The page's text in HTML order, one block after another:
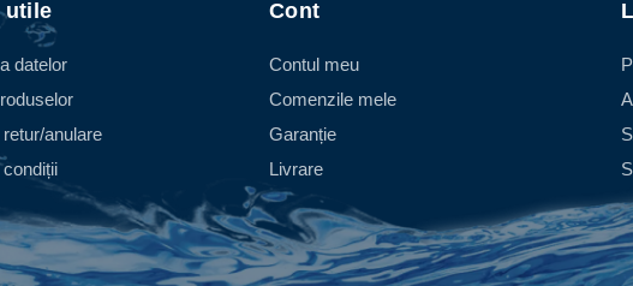
etansa. Transmisie directa de la turbina la angrenajul mecanismului
cu cadran uscat, cu mecanismul de citire complet separat de
caz transmisia de la turbina la mecanismul de citire se face prin
MULTIJET
multijet este utilizat atât în sectorul rezidential, cât si în cel industrial.
curgerea apei la intrare printr-o serie de orificii într-o capsula, numita
Intrarea apei prin aceste orificii genereaza o serie de jeturi
Exista trei tipuri de contoare multijet:
cu cadran umed: cu mecanism de citire scufundat complet sub apa
utile
datelor
anulare
Cont
Contul meu
Comenzile mele
Garanție
Livrare